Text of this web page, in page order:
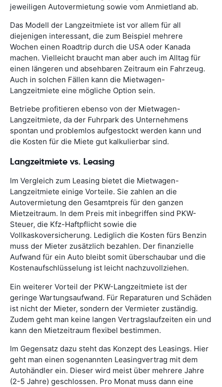
jeweiligen Autovermietung sowie vom Anmietland ab.
Das Modell der Langzeitmiete ist vor allem für all
diejenigen interessant, die zum Beispiel mehrere
Wochen einen Roadtrip durch die USA oder Kanada
machen. Vielleicht braucht man aber auch im Alltag für
einen längeren und absehbaren Zeitraum ein Fahrzeug.
Auch in solchen Fällen kann die Mietwagen-
Langzeitmiete eine mögliche Option sein.
Betriebe profitieren ebenso von der Mietwagen-
Langzeitmiete, da der Fuhrpark des Unternehmens
spontan und problemlos aufgestockt werden kann und
die Kosten für die Miete gut kalkulierbar sind.
Langzeitmiete vs. Leasing
Im Vergleich zum Leasing bietet die Mietwagen-
Langzeitmiete einige Vorteile. Sie zahlen an die
Autovermietung den Gesamtpreis für den ganzen
Mietzeitraum. In dem Preis mit inbegriffen sind PKW-
Steuer, die Kfz-Haftpflicht sowie die
Vollkaskoversicherung. Lediglich die Kosten fürs Benzin
muss der Mieter zusätzlich bezahlen. Der finanzielle
Aufwand für ein Auto bleibt somit überschaubar und die
Kostenaufschlüsselung ist leicht nachzuvollziehen.
Ein weiterer Vorteil der PKW-Langzeitmiete ist der
geringe Wartungsaufwand. Für Reparaturen und Schäden
ist nicht der Mieter, sondern der Vermieter zuständig.
Zudem geht man keine langen Vertragslaufzeiten ein und
kann den Mietzeitraum flexibel bestimmen.
Im Gegensatz dazu steht das Konzept des Leasings. Hier
geht man einen sogenannten Leasingvertrag mit dem
Autohändler ein. Dieser wird meist über mehrere Jahre
(2-5 Jahre) geschlossen. Pro Monat muss dann eine